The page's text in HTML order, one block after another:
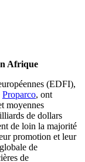
Afrique
(EDFI),
Proparco, ont
moyennes
de dollars
de loin la majorité
promotion et leur
de
de